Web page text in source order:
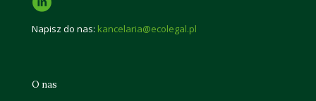
Napisz do nas: kancelaria@ecolegal.pl
O nas